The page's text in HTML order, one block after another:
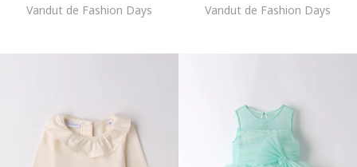
Vandut de Fashion Days Vandut de Fashion Days